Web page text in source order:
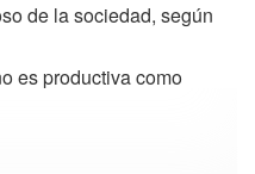
de la sociedad, según
es productiva como